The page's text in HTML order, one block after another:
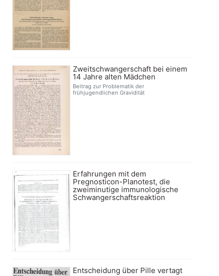
Zweitschwangerschaft bei einem
14 Jahre alten Mädchen
Beitrag zur Problematik der
frühjugendlichen Gravidität
Erfahrungen mit dem
Pregnosticon-Planotest, die
zweiminutige immunologische
Schwangerschaftsreaktion
Entscheidung über Pille vertagt